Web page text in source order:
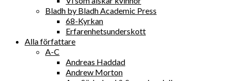
Bladh by Bladh Academic Press
68-Kyrkan
Erfarenhetsunderskott
Alla författare
A-C
Andreas Haddad
Andrew Morton